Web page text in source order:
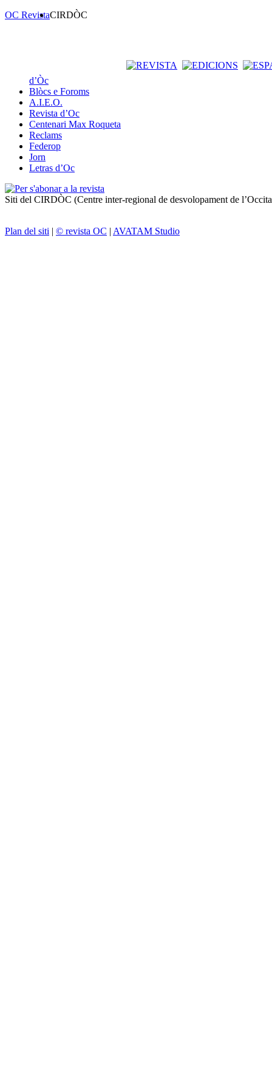
OC RevistaCIRDÒC
d’Òc
Blòcs e Foroms
A.I.E.O.
Revista d’Oc
Centenari Max Roqueta
Reclams
Federop
Jorn
Letras d’Oc
Siti del CIRDÒC (Centre inter-regional de desvolopament de
Plan del siti | © revista OC | AVATAM Studio